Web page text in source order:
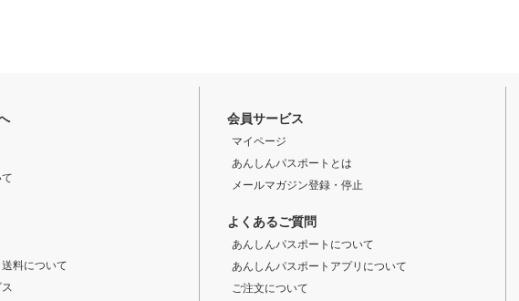
料について
会員サービス
マイページ
あんしんパスポートとは
メールマガジン登録・停止
よくあるご質問
あんしんパスポートについて
あんしんパスポートアプリについて
ご注文について